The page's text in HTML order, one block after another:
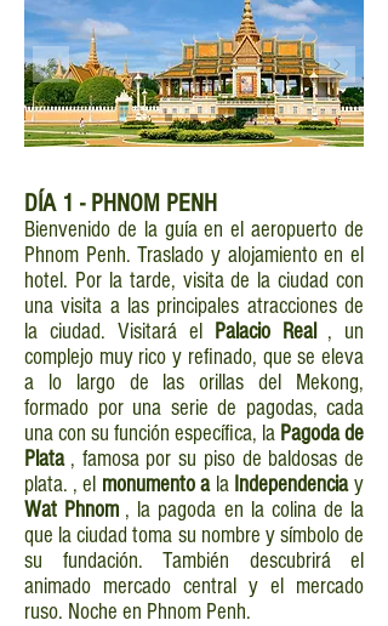
DÍA 1 - PHNOM PENH
Bienvenido de la guía en el aeropuerto de
Phnom Penh. Traslado y alojamiento en el
hotel. Por la tarde, visita de la ciudad con
una visita a las principales atracciones de
la ciudad. Visitará el
Palacio Real , un
complejo muy rico y refinado, que se eleva
a lo largo de las orillas del Mekong,
formado por una serie de pagodas, cada
una con su función específica, la Pagoda de
Plata, famosa por su piso de baldosas de
plata. , el monumento ala Independenciay
Wat Phnom , la pagoda en la colina de la
que la ciudad toma su nombre y símbolo de
su fundación. También descubrirá el
animado mercado central y el mercado
ruso. Noche en Phnom Penh.